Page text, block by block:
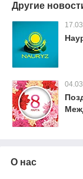
Другие
О нас